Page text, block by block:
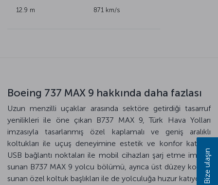
12.9 m 871 km/s
Boeing 737 MAX 9 hakkında daha fazlası
Uzun menzilli uçaklar arasında sektöre getirdiği tasarruf
yenilikleri ile öne çıkan B737 MAX 9, Türk Hava Yolları
imzasıyla tasarlanmış özel kaplamalı ve geniş aralıklı
koltukları ile uçuş deneyimine estetik ve konfor katıyor.
USB bağlantı noktaları ile mobil cihazları şarj etme imkanı
sunan B737 MAX 9 yolcu bölümü, ayrıca üst düzey konfor
sunan özel koltuk başlıkları ile de yolculuğa huzur katıyor.
Bize ulaşın